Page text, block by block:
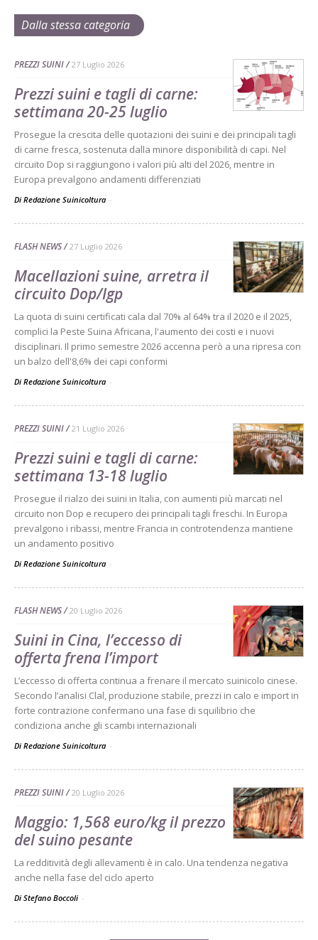
Dalla stessa categoria
PREZZI SUINI 27 Luglio 2026
Prezzi suini e tagli di carne:
settimana 20-25 luglio
Prosegue la crescita delle quotazioni dei suini e dei principali tagli
di carne fresca, sostenuta dalla minore disponibilità di capi. Nel
circuito Dop si raggiungono i valori più alti del 2026, mentre in
Europa prevalgono andamenti differenziati
Di Redazione Suinicoltura -
FLASH NEWS 27 Luglio 2026
Macellazioni suine, arretra il
circuito Dop/Igp
La quota di suini certificati cala dal 70% al 64% tra il 2020 e il 2025,
complici la Peste Suina Africana, l'aumento dei costi e i nuovi
disciplinari. Il primo semestre 2026 accenna però a una ripresa con
un balzo dell'8,6% dei capi conformi
Di Redazione Suinicoltura -
PREZZI SUINI 21 Luglio 2026
Prezzi suini e tagli di carne:
settimana 13-18 luglio
Prosegue il rialzo dei suini in Italia, con aumenti più marcati nel
circuito non Dop e recupero dei principali tagli freschi. In Europa
prevalgono i ribassi, mentre Francia in controtendenza mantiene
un andamento positivo
Di Redazione Suinicoltura -
FLASH NEWS 20 Luglio 2026
Suini in Cina, l’eccesso di
offerta frena l’import
L’eccesso di offerta continua a frenare il mercato suinicolo cinese.
Secondo l’analisi Clal, produzione stabile, prezzi in calo e import in
forte contrazione confermano una fase di squilibrio che
condiziona anche gli scambi internazionali
Di Redazione Suinicoltura -
PREZZI SUINI 20 Luglio 2026
Maggio: 1,568 euro/kg il prezzo
del suino pesante
La redditività degli allevamenti è in calo. Una tendenza negativa
anche nella fase del ciclo aperto
Di Stefano Boccoli -